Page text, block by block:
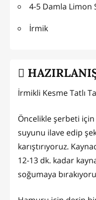
4-5 Damla Limon
İrmik
İrmikli Kesme Tatlı
Öncelikle şerbeti
suyunu ilave edip
karıştırıyoruz.
12-13 dk. kadar
soğumaya